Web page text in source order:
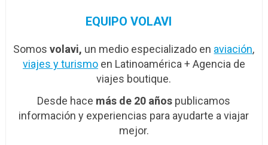
EQUIPO VOLAVI
Somosvolavi, un medio especializado en aviación,
viajes y turismoen Latinoamérica + Agencia de
viajes boutique.
Desde hace más de 20 años publicamos
información y experiencias para ayudarte a viajar
mejor.